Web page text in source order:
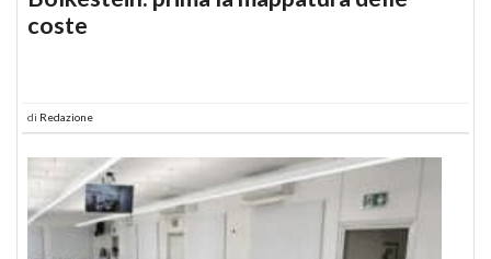
coste
di Redazione